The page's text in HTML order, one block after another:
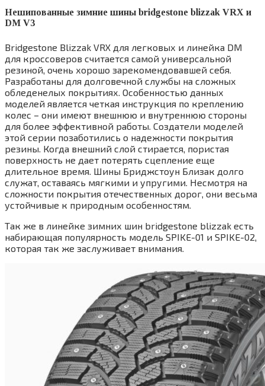
Нешипованные зимние шины bridgestone blizzak VRX и
DM V3
Bridgestone Blizzak VRX для легковых и линейка DM
для кроссоверов считается самой универсальной
резиной, очень хорошо зарекомендовавшей себя.
Разработаны для долговечной службы на сложных
обледенелых покрытиях. Особенностью данных
моделей является четкая инструкция по креплению
колес – они имеют внешнюю и внутреннюю стороны
для более эффективной работы. Создатели моделей
этой серии позаботились о надежности покрытия
резины. Когда внешний слой стирается, пористая
поверхность не дает потерять сцепление еще
длительное время. Шины Бриджстоун Близак долго
служат, оставаясь мягкими и упругими. Несмотря на
сложности покрытия отечественных дорог, они весьма
устойчивые к природным особенностям.
Так же в линейке зимних шин bridgestone blizzak есть
набирающая популярность модель SPIKE-01 и SPIKE-02,
которая так же заслуживает внимания.